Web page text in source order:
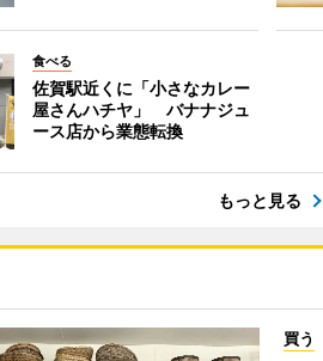
食べる
佐賀駅近くに「小さなカレー
屋さんハチヤ」 バナナジュ
ース店から業態転換
もっと見る
買う